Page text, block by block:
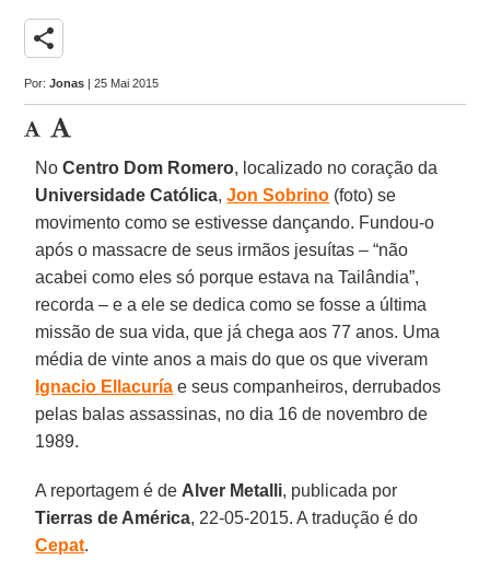
share
Por:Jonas | 25 Mai 2015
NoCentro Dom Romero, localizado no coração da
Universidade Católica,Jon Sobrino (foto) se
movimento como se estivesse dançando. Fundou-o
após o massacre de seus irmãos jesuítas – “não
acabei como eles só porque estava na Tailândia”,
recorda – e a ele se dedica como se fosse a última
missão de sua vida, que já chega aos 77 anos. Uma
média de vinte anos a mais do que os que viveram
Ignacio Ellacuría e seus companheiros, derrubados
pelas balas assassinas, no dia 16 de novembro de
1989.
A reportagem é de Alver Metalli, publicada por
Tierras de América, 22-05-2015. A tradução é do
Cepat.